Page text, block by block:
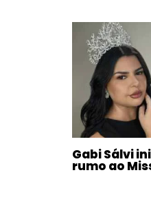
Gabi Sálvi
rumo ao